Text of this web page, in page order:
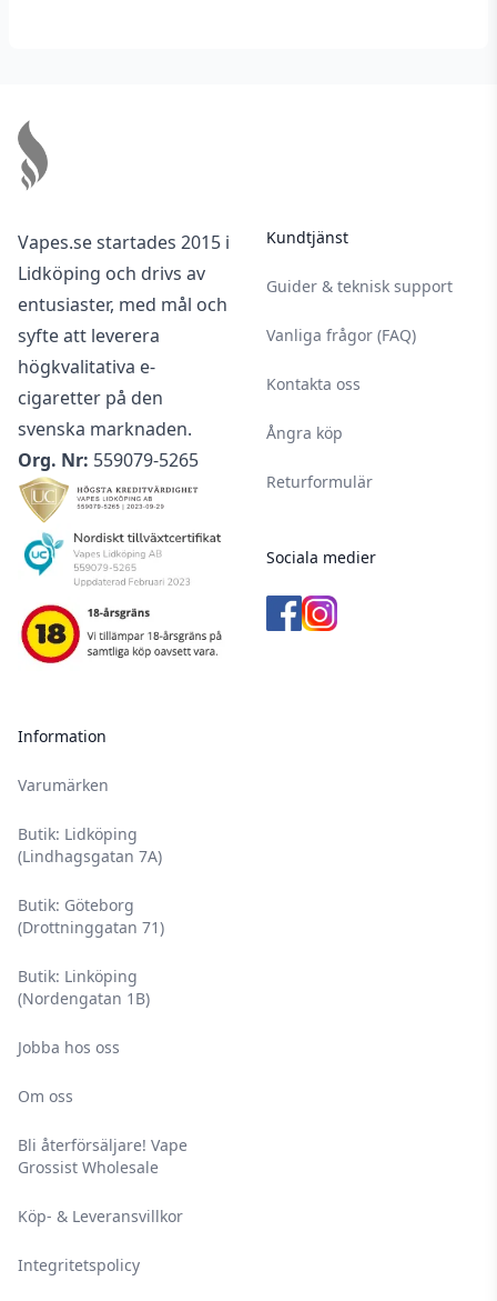
Vapes.se startades 2015 i
Lidköping och drivs av
entusiaster, med mål och
syfte att leverera
högkvalitativa e-
cigaretter på den
svenska marknaden.
Org. Nr: 559079-5265
Information
Varumärken
Butik: Lidköping
(Lindhagsgatan 7A)
Butik: Göteborg
(Drottninggatan 71)
Butik: Linköping
(Nordengatan 1B)
Jobba hos oss
Om oss
Bli återförsäljare! Vape
Grossist Wholesale
Köp- & Leveransvillkor
Integritetspolicy
Kundtjänst
Guider & teknisk support
Vanliga frågor (FAQ)
Kontakta oss
Ångra köp
Returformulär
Sociala medier